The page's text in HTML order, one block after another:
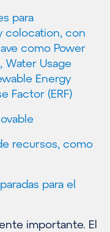
para
colocation, con
como Power
Water Usage
Energy
Factor (ERF)
recursos, como
para el
importante. El